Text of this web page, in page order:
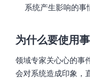
系统产生影响的事
为什么要使用
领域专家关⼼心的事
会对系统造成印象，